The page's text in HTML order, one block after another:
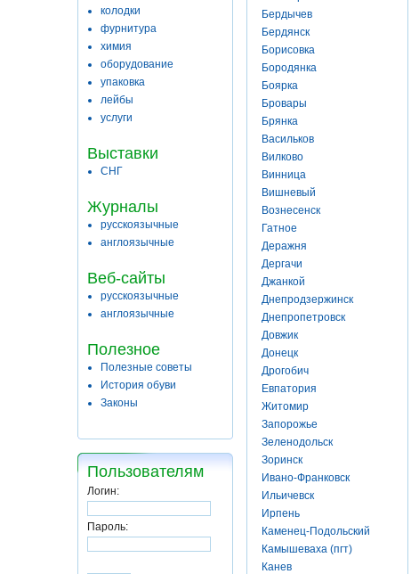
колодки
фурнитура
химия
оборудование
упаковка
лейбы
услуги
Выставки
СНГ
Журналы
русскоязычные
англоязычные
Веб-сайты
русскоязычные
англоязычные
Полезное
Полезные советы
История обуви
Законы
Пользователям
Логин:
Пароль:
Бердычев
Бердянск
Борисовка
Бородянка
Боярка
Бровары
Брянка
Васильков
Вилково
Винница
Вишневый
Вознесенск
Гатное
Деражня
Дергачи
Джанкой
Днепродзержинск
Днепропетровск
Довжик
Донецк
Дрогобич
Евпатория
Житомир
Запорожье
Зеленодольск
Зоринск
Ивано-Франковск
Ильичевск
Ирпень
Каменец-Подольский
Камышеваха (пгт)
Канев